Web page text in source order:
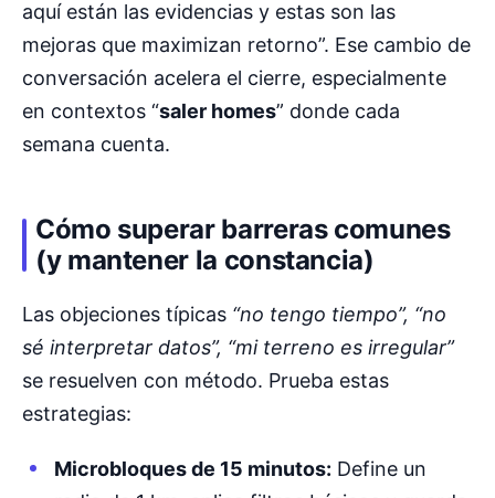
aquí están las evidencias y estas son las
mejoras que maximizan retorno”. Ese cambio de
conversación acelera el cierre, especialmente
en contextos “saler homes” donde cada
semana cuenta.
Cómo superar barreras comunes
(y mantener la constancia)
Las objeciones típicas “no tengo tiempo”, “no
sé interpretar datos”, “mi terreno es irregular”
se resuelven con método. Prueba estas
estrategias:
Microbloques de 15 minutos: Define un